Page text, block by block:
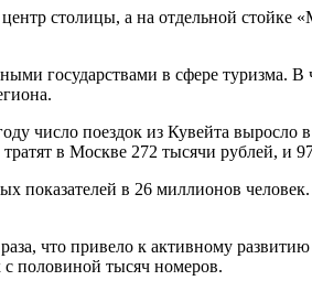
столицы, а на отдельной стойке
государствами в сфере туризма.
число поездок из Кувейта
в Москве 272 тысячи рублей, и
показателей в 26 миллионов
что привело к активному
половиной тысяч номеров.